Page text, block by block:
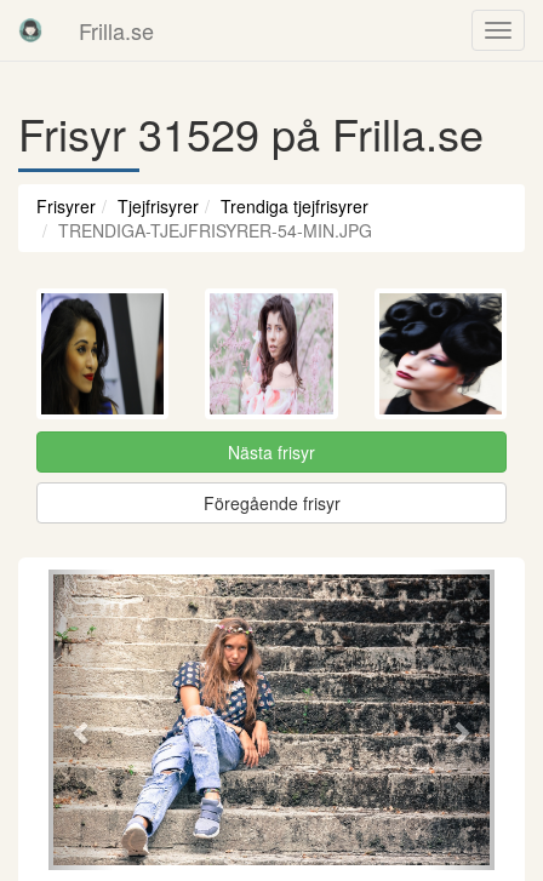
Frilla.se
Frisyr 31529 på Frilla.se
Frisyrer Tjejfrisyrer
Trendiga tjejfrisyrer
TRENDIGA-TJEJFRISYRER-54-MIN.JPG
Nästa frisyr
Föregående frisyr
Föregående